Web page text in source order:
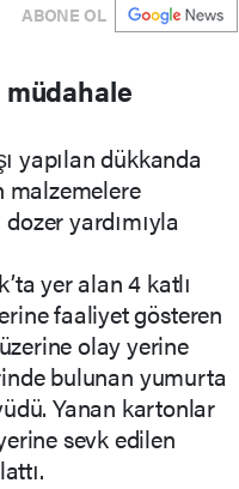
ABONE OL
yapılan dükkanda
malzemelere
yardımıyla
yer alan 4 katlı
faaliyet gösteren
olay yerine
bulunan yumurta
Yanan kartonlar
sevk edilen